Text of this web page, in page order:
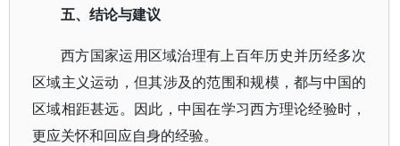
五、结论与建议
西方国家运用区域治理有上百年历史并历经多次
区域主义运动，但其涉及的范围和规模，都与中国的
区域相距甚远。因此，中国在学习西方理论经验时，
更应关怀和回应自身的经验。